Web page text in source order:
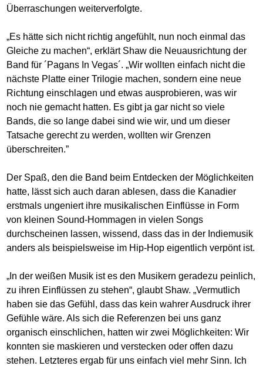
Überraschungen weiterverfolgte.
„Es hätte sich nicht richtig angefühlt, nun noch einmal das
Gleiche zu machen“, erklärt Shaw die Neuausrichtung der
Band für ´Pagans In Vegas´. „Wir wollten einfach nicht die
nächste Platte einer Trilogie machen, sondern eine neue
Richtung einschlagen und etwas ausprobieren, was wir
noch nie gemacht hatten. Es gibt ja gar nicht so viele
Bands, die so lange dabei sind wie wir, und um dieser
Tatsache gerecht zu werden, wollten wir Grenzen
überschreiten.”
Der Spaß, den die Band beim Entdecken der Möglichkeiten
hatte, lässt sich auch daran ablesen, dass die Kanadier
erstmals ungeniert ihre musikalischen Einflüsse in Form
von kleinen Sound-Hommagen in vielen Songs
durchscheinen lassen, wissend, dass das in der Indiemusik
anders als beispielsweise im Hip-Hop eigentlich verpönt ist.
„In der weißen Musik ist es den Musikern geradezu peinlich,
zu ihren Einflüssen zu stehen“, glaubt Shaw. „Vermutlich
haben sie das Gefühl, dass das kein wahrer Ausdruck ihrer
Gefühle wäre. Als sich die Referenzen bei uns ganz
organisch einschlichen, hatten wir zwei Möglichkeiten: Wir
konnten sie maskieren und verstecken oder offen dazu
stehen. Letzteres ergab für uns einfach viel mehr Sinn. Ich